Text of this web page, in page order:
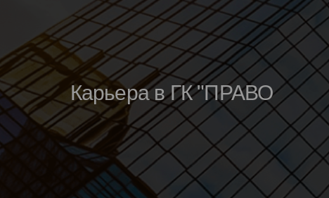
Карьера в ГК "ПРАВО